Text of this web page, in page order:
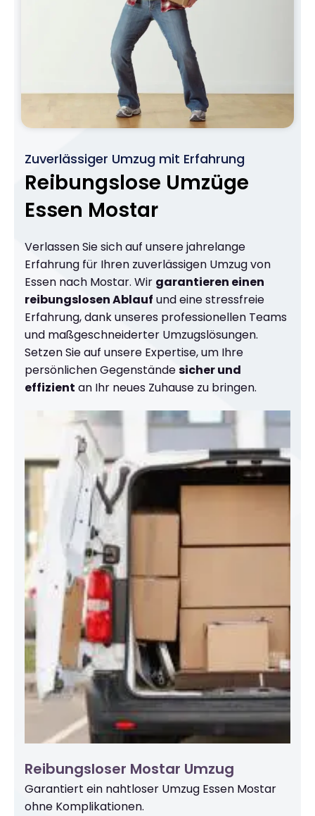
Zuverlässiger Umzug mit Erfahrung
Reibungslose Umzüge
Essen Mostar
Verlassen Sie sich auf unsere jahrelange
Erfahrung für Ihren zuverlässigen Umzug von
Essen nach Mostar. Wir garantieren einen
reibungslosen Ablauf und eine stressfreie
Erfahrung, dank unseres professionellen Teams
und maßgeschneiderter Umzugslösungen.
Setzen Sie auf unsere Expertise, um Ihre
persönlichen Gegenständesicher und
effizient an Ihr neues Zuhause zu bringen.
Reibungsloser Mostar Umzug
Garantiert ein nahtloser Umzug Essen Mostar
ohne Komplikationen.